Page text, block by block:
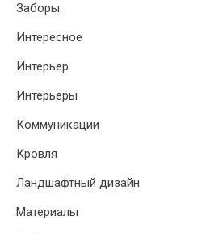
Заборы
Интересное
Интерьер
Интерьеры
Коммуникации
Кровля
Ландшафтный дизайн
Материалы